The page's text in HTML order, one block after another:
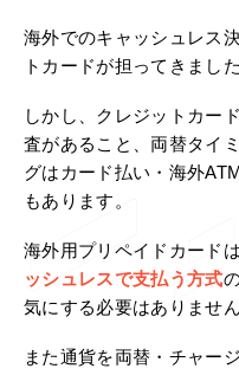
海外でのキャッシュレス
トカードが担ってきました
しかし、クレジットカー
査があること、両替タイ
グはカード払い・海外
もあります。
海外用プリペイドカード
ッシュレスで支払う方式
気にする必要はありません
また通貨を両替・チャー